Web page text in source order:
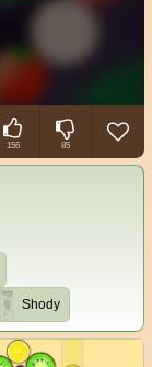
156 85
Shody